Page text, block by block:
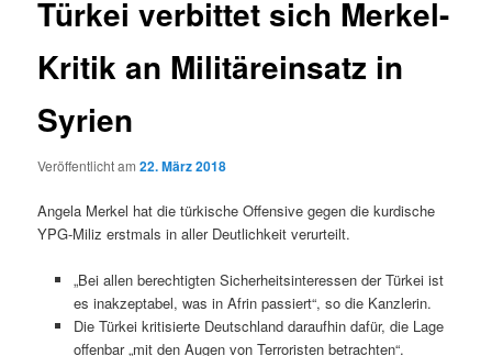
Türkei verbittet sich Merkel-
Kritik an Militäreinsatz in
Syrien
Veröffentlicht am22. März 2018
Angela Merkel hat die türkische Offensive gegen die kurdische
YPG-Miliz erstmals in aller Deutlichkeit verurteilt.
„Bei allen berechtigten Sicherheitsinteressen der Türkei ist
es inakzeptabel, was in Afrin passiert“, so die Kanzlerin.
Die Türkei kritisierte Deutschland daraufhin dafür, die Lage
offenbar „mit den Augen von Terroristen betrachten“.